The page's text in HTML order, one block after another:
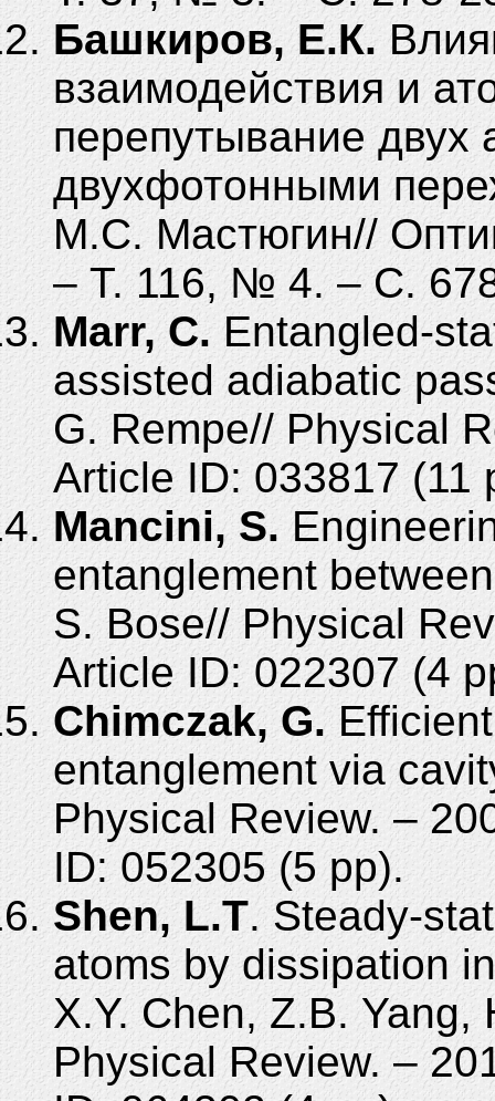
Башкиров, Е.К.
взаимодействия и
перепутывание
двухфотонными
М.С. Мастюгин//
– Т. 116, № 4. – C.
Marr, C. Entangled-
assisted adiabatic
G. Rempe// Physical
Article ID: 033817 (11
Mancini, S.
entanglement
S. Bose// Physical
Article ID: 022307 (4
Chimczak, G.
entanglement via
Physical Review. –
ID: 052305 (5 pp).
Shen, L.T. Steady-
atoms by dissipation
X.Y. Chen, Z.B.
Physical Review. –